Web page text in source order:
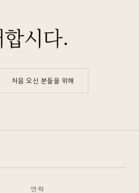
시다.
처음 오신 분들을 위해
연락